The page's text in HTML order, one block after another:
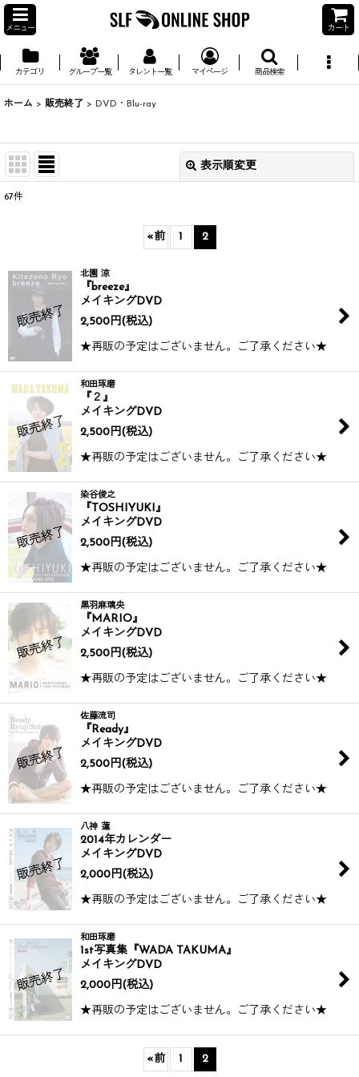
メニュー カート
カテゴリ グループ一覧 タレント一覧 マイページ 商品検索
ホーム > 販売終了 > DVD・Blu-ray
表示順変更
67件
«前 1 2
北園 涼
『breeze』
メイキングDVD
2,500 円(税込)
★再販の予定はございません。ご了承ください★
和田琢磨
『２』
メイキングDVD
2,500 円(税込)
★再販の予定はございません。ご了承ください★
染谷俊之
『TOSHIYUKI』
メイキングDVD
2,500 円(税込)
★再販の予定はございません。ご了承ください★
黒羽麻璃央
『MARIO』
メイキングDVD
2,500 円(税込)
★再販の予定はございません。ご了承ください★
佐藤流司
『Ready』
メイキングDVD
2,500 円(税込)
★再販の予定はございません。ご了承ください★
八神 蓮
2014年カレンダー
メイキングDVD
2,000 円(税込)
★再販の予定はございません。ご了承ください★
和田琢磨
1st写真集『WADA TAKUMA』
メイキングDVD
2,000 円(税込)
★再販の予定はございません。ご了承ください★
«前 1 2